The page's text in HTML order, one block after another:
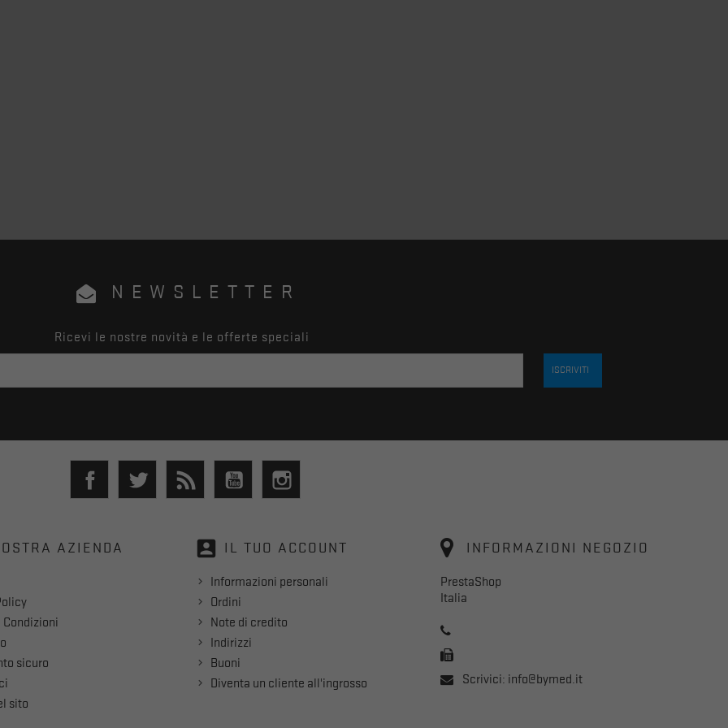
NEWSLETTER
Ricevi le nostre novità e le offerte speciali
Facebook Twitter YouTube
AZIENDA
Condizioni
sicuro
sito
account_box IL TUO ACCOUNT
Informazioni personali
Ordini
Note di credito
Indirizzi
Buoni
Diventa un cliente all'ingrosso
INFORMAZIONI NEGOZIO
PrestaShop
Italia
Scrivici: info@bymed.it